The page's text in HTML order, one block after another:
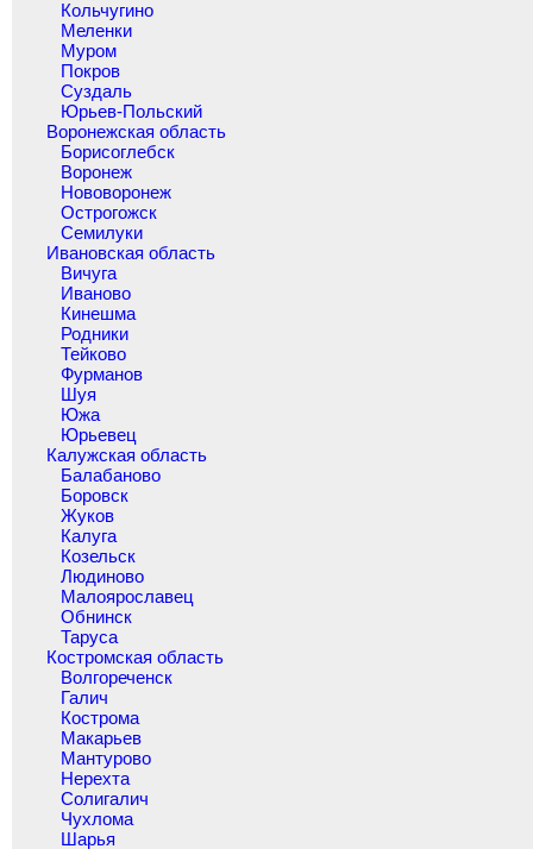
Кольчугино
Меленки
Муром
Покров
Суздаль
Юрьев-Польский
Воронежская область
Борисоглебск
Воронеж
Нововоронеж
Острогожск
Семилуки
Ивановская область
Вичуга
Иваново
Кинешма
Родники
Тейково
Фурманов
Шуя
Южа
Юрьевец
Калужская область
Балабаново
Боровск
Жуков
Калуга
Козельск
Людиново
Малоярославец
Обнинск
Таруса
Костромская область
Волгореченск
Галич
Кострома
Макарьев
Мантурово
Нерехта
Солигалич
Чухлома
Шарья